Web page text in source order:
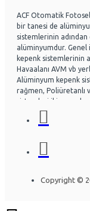
ACF Otomatik
bir tanesi de
sistemlerinin adından
alüminyumdur. Genel
kepenk sistemlerinin
Havaalanı AVM vb
Alüminyum kepenk
rağmen, Poliüretanlı
sistemleri ikiye
ve İstanbul başta
edilmektedir. Acf
ve Cephe sistemleri
bakım onarım
Özel olarak
bir sorun olmadan
Copyright ©